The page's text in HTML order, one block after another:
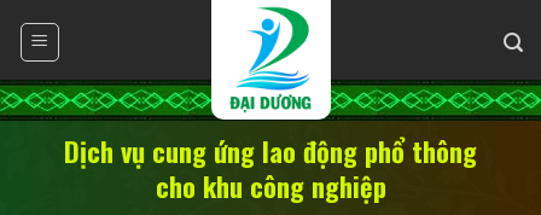
content
Dịch vụ cung ứng lao động phổ thông
cho khu công nghiệp